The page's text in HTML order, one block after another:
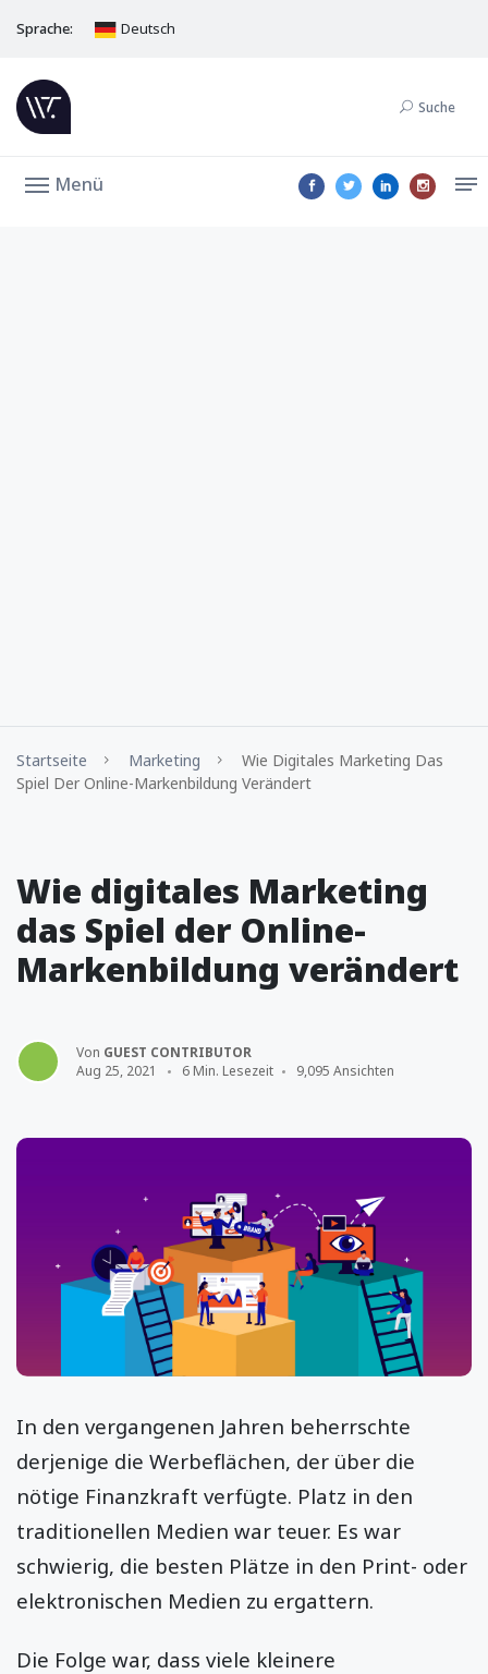
Sprache: Deutsch
Suche
Menü
Startseite Marketing
Wie Digitales Marketing Das
Spiel Der Online-Markenbildung Verändert
Wie digitales Marketing
das Spiel der Online-
Markenbildung verändert
Von GUEST CONTRIBUTOR
Aug 25, 2021
6 Min. Lesezeit 9,095 Ansichten
In den vergangenen Jahren beherrschte
derjenige die Werbeflächen, der über die
nötige Finanzkraft verfügte. Platz in den
traditionellen Medien war teuer. Es war
schwierig, die besten Plätze in den Print- oder
elektronischen Medien zu ergattern.
Die Folge war, dass viele kleinere